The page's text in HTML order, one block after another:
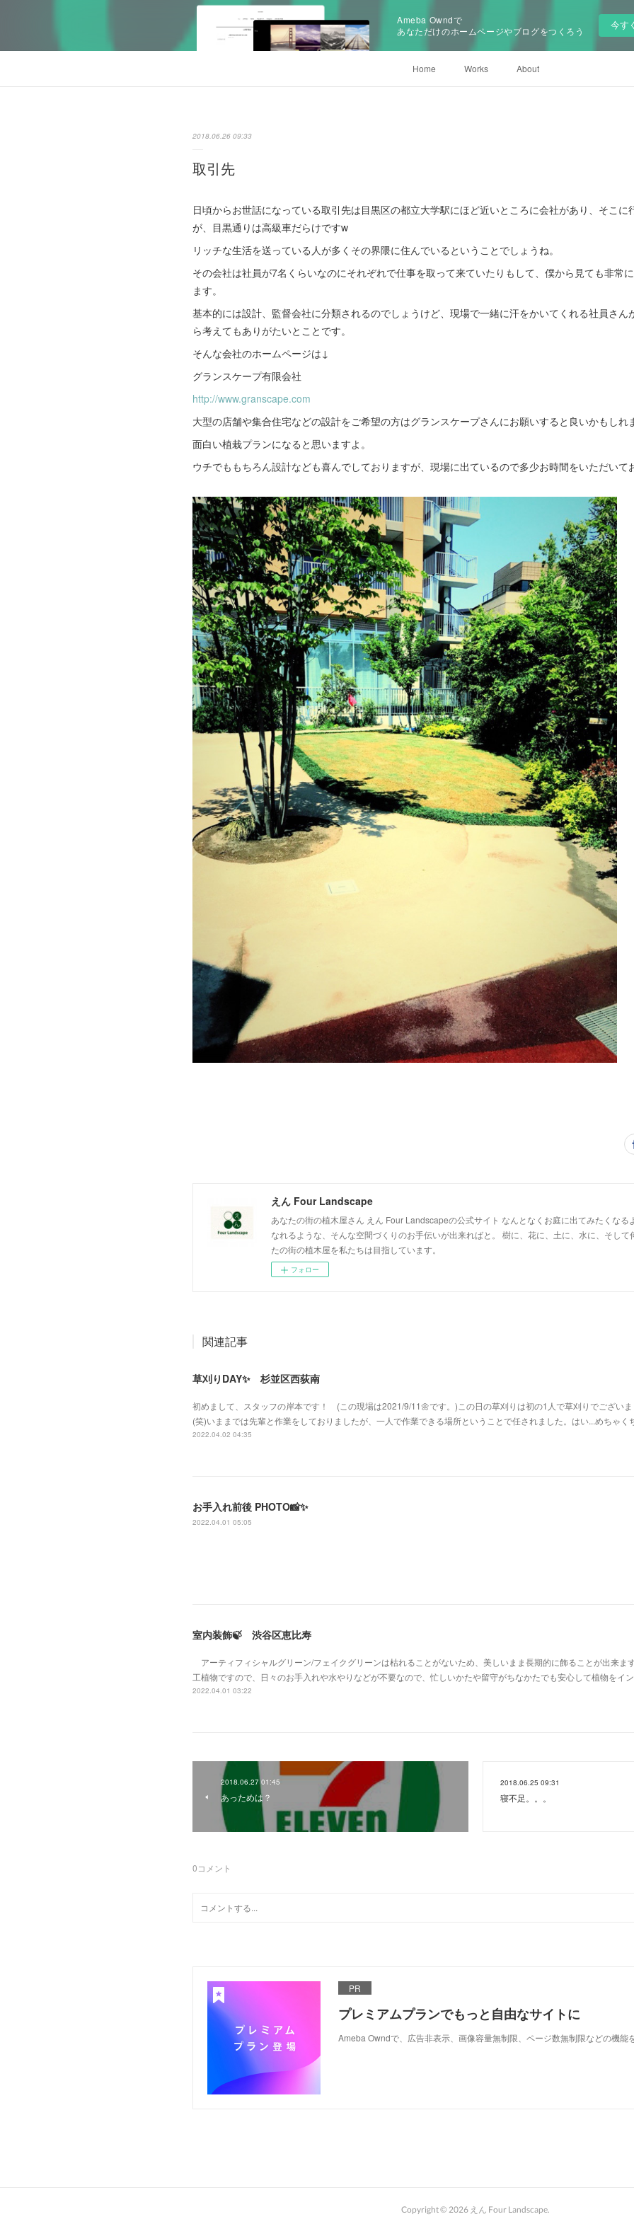
Ameba Owndで
あなただけのホームページやブログをつくろう
今す
Home Works About
2018.06.26 09:33
取引先
日頃からお世話になっている取引先は目黒区の都立大学駅にほど近いところに会社があり、そこに
が、目黒通りは高級車だらけですw
リッチな生活を送っている人が多くその界隈に住んでいるということでしょうね。
その会社は社員が7名くらいなのにそれぞれで仕事を取って来ていたりもして、僕から見ても非常
ます。
基本的には設計、監督会社に分類されるのでしょうけど、現場で一緒に汗をかいてくれる社員さん
ら考えてもありがたいとことです。
そんな会社のホームページは↓
グランスケープ有限会社
http://www.granscape.com
大型の店舗や集合住宅などの設計をご希望の方はグランスケープさんにお願いすると良いかもしれ
面白い植栽プランになると思いますよ。
ウチでももちろん設計なども喜んでしておりますが、現場に出ているので多少お時間をいただいて
えん Four Landscape
あなたの街の植木屋さん えん Four Landscapeの公式サイト なんとなくお庭に出てみたくなる
なれるような、そんな空間づくりのお手伝いが出来ればと。 樹に、花に、土に、水に、そして
たの街の植木屋を私たちは目指しています。
フォロー
関連記事
草刈りDAY✨ 杉並区西荻南
初めまして、スタッフの岸本です！ (この現場は2021/9/11🌼です。)この日の草刈りは初の1人で草刈りでございま
(笑)いままでは先輩と作業をしておりましたが、一人で作業できる場所ということで任されました。はい...めちゃく
2022.04.02 04:35
お手入れ前後 PHOTO📸✨
2022.04.01 05:05
室内装飾🍃 渋谷区恵比寿
アーティフィシャルグリーン/フェイクグリーンは枯れることがないため、美しいまま長期的に飾ることが出来ま
工植物ですので、日々のお手入れや水やりなどが不要なので、忙しいかたや留守がちなかたでも安心して植物をイ
2022.04.01 03:22
2018.06.27 01:45
あっためは？
2018.06.25 09:31
寝不足。。。
0コメント
PR
プレミアムプランでもっと自由なサイトに
Ameba Owndで、広告非表示、画像容量無制限、ページ数無制限などの機能
Copyright © 2026 えん Four Landscape.